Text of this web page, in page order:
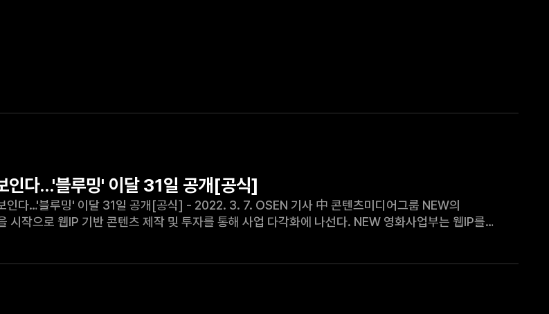
인다…'블루밍' 이달 31일 공개[공식]
공개[공식] - 2022. 3. 7. OSEN 기사 中 콘텐츠미디어그룹 NEW의
웹IP 기반 콘텐츠 제작 및 투자를 통해 사업 다각화에 나선다. NEW 영화사업부는 웹IP를